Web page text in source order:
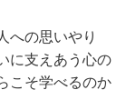
への思いやり
に支えあう心の
こそ学べるのか